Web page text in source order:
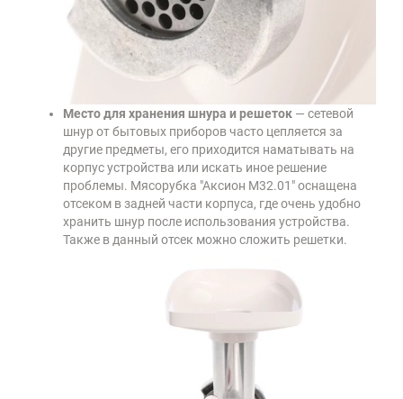
Место для хранения шнура и решеток — сетевой
шнур от бытовых приборов часто цепляется за
другие предметы, его приходится наматывать на
корпус устройства или искать иное решение
проблемы. Мясорубка "Аксион М32.01" оснащена
отсеком в задней части корпуса, где очень удобно
хранить шнур после использования устройства.
Также в данный отсек можно сложить решетки.